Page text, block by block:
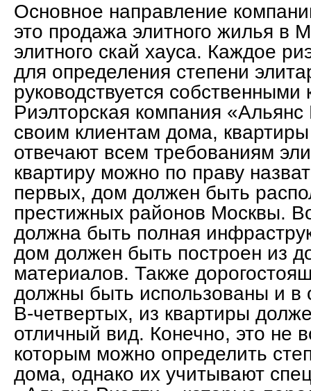
Основное направление
это продажа элитного жилья в
элитного скай хауса. Каждое
для определения степени
руководствуется собственными
Риэлторская компания «Альянс
своим клиентам дома,
отвечают всем требованиям
квартиру можно по праву
первых, дом должен быть
престижных районов Москвы.
должна быть полная
дом должен быть построен из
материалов. Также
должны быть использованы и в
В-четвертых, из квартиры
отличный вид. Конечно, это не
которым можно определить
дома, однако их учитывают